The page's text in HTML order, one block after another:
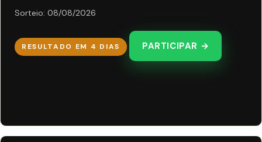
Sorteio: 08/08/2026
RESULTADO EM 4 DIAS PARTICIPAR →